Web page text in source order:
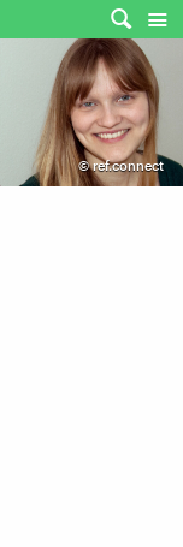
©ref.connect